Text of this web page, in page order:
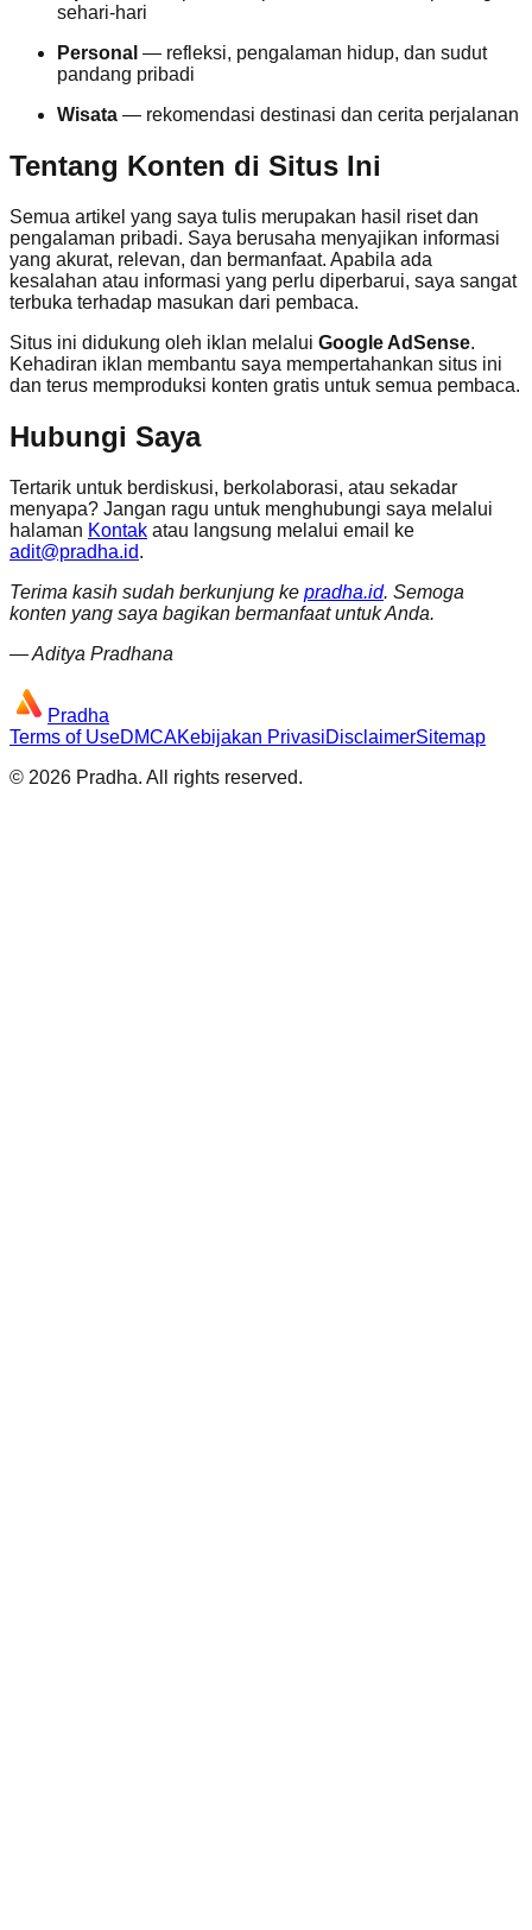
sehari-hari
Personal — refleksi, pengalaman hidup, dan sudut
pandang pribadi
Wisata — rekomendasi destinasi dan cerita perjalanan
Tentang Konten di Situs Ini
Semua artikel yang saya tulis merupakan hasil riset dan
pengalaman pribadi. Saya berusaha menyajikan informasi
yang akurat, relevan, dan bermanfaat. Apabila ada
kesalahan atau informasi yang perlu diperbarui, saya sangat
terbuka terhadap masukan dari pembaca.
Situs ini didukung oleh iklan melalui Google AdSense.
Kehadiran iklan membantu saya mempertahankan situs ini
dan terus memproduksi konten gratis untuk semua pembaca.
Hubungi Saya
Tertarik untuk berdiskusi, berkolaborasi, atau sekadar
menyapa? Jangan ragu untuk menghubungi saya melalui
halaman Kontak atau langsung melalui email ke
adit@pradha.id.
Terima kasih sudah berkunjung ke pradha.id. Semoga
konten yang saya bagikan bermanfaat untuk Anda.
— Aditya Pradhana
Pradha
Terms of UseDMCAKebijakan PrivasiDisclaimerSitemap
© 2026 Pradha. All rights reserved.